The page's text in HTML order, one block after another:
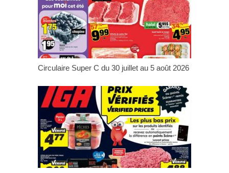
Circulaire Super C du 30 juillet au 5 août 2026